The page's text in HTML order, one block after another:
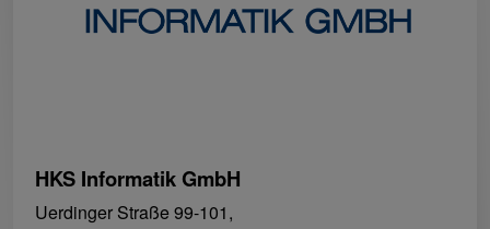
HKS Informatik GmbH
Uerdinger Straße 99-101,